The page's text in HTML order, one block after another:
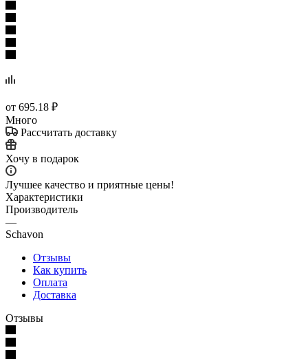
от 695.18 ₽
Много
Рассчитать доставку
Хочу в подарок
Лучшее качество и приятные цены!
Характеристики
Производитель
—
Schavon
Отзывы
Как купить
Оплата
Доставка
Отзывы